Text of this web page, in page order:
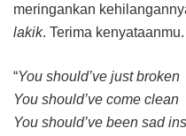
meringankan
lakik. Terima kenyataanmu.
“You should’ve just broken
You should’ve come clean
You should’ve been sad